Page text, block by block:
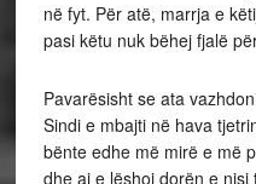
në fyt. Për atë, marrja e
pasi këtu nuk bëhej fjalë
Pavarësisht se ata
Sindi e mbajti në hava
bënte edhe më mirë e më
dhe ai e lëshoi dorën e